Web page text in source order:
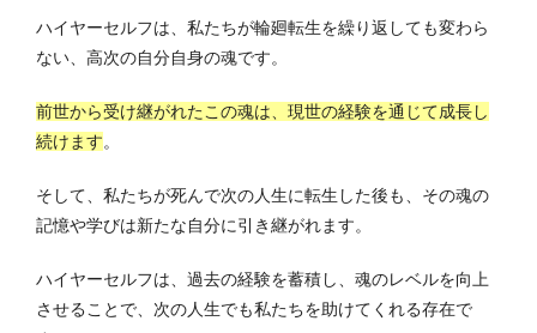
ハイヤーセルフは、私たちが輪廻転生を繰り返しても変わら
ない、高次の自分自身の魂です。
前世から受け継がれたこの魂は、現世の経験を通じて成長し
続けます。
そして、私たちが死んで次の人生に転生した後も、その魂の
記憶や学びは新たな自分に引き継がれます。
ハイヤーセルフは、過去の経験を蓄積し、魂のレベルを向上
させることで、次の人生でも私たちを助けてくれる存在で